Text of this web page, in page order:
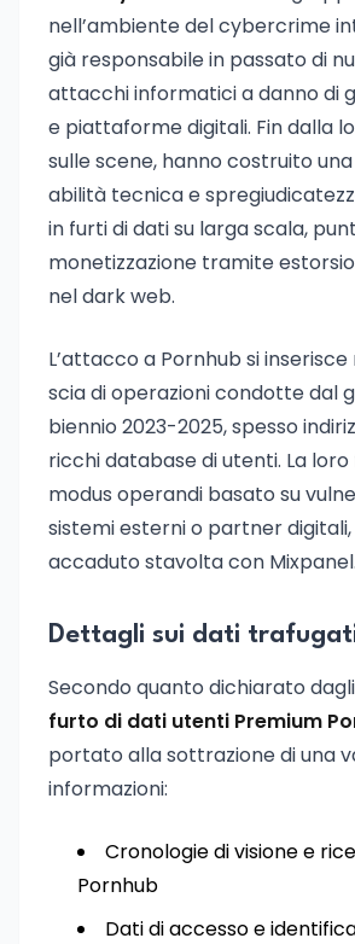
nell’ambiente del cybercrime
già responsabile in passato di
attacchi informatici a danno di
e piattaforme digitali. Fin dalla
sulle scene, hanno costruito
abilità tecnica e
in furti di dati su larga scala,
monetizzazione tramite
nel dark web.
L’attacco a Pornhub si
scia di operazioni condotte dal
biennio 2023-2025, spesso
ricchi database di utenti. La loro
modus operandi basato su
sistemi esterni o partner
accaduto stavolta con Mixpanel.
Dettagli sui dati
Secondo quanto dichiarato
furto di dati utenti Premium
portato alla sottrazione di una
informazioni:
Cronologie di visione e
Pornhub
Dati di accesso e